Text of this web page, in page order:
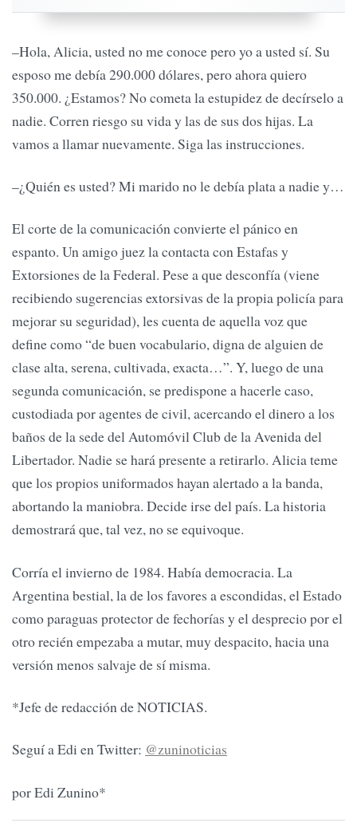
–Hola, Alicia, usted no me conoce pero yo a usted sí. Su
esposo me debía 290.000 dólares, pero ahora quiero
350.000. ¿Estamos? No cometa la estupidez de decírselo a
nadie. Corren riesgo su vida y las de sus dos hijas. La
vamos a llamar nuevamente. Siga las instrucciones.
–¿Quién es usted? Mi marido no le debía plata a nadie y…
El corte de la comunicación convierte el pánico en
espanto. Un amigo juez la contacta con Estafas y
Extorsiones de la Federal. Pese a que desconfía (viene
recibiendo sugerencias extorsivas de la propia policía para
mejorar su seguridad), les cuenta de aquella voz que
define como “de buen vocabulario, digna de alguien de
clase alta, serena, cultivada, exacta…”. Y, luego de una
segunda comunicación, se predispone a hacerle caso,
custodiada por agentes de civil, acercando el dinero a los
baños de la sede del Automóvil Club de la Avenida del
Libertador. Nadie se hará presente a retirarlo. Alicia teme
que los propios uniformados hayan alertado a la banda,
abortando la maniobra. Decide irse del país. La historia
demostrará que, tal vez, no se equivoque.
Corría el invierno de 1984. Había democracia. La
Argentina bestial, la de los favores a escondidas, el Estado
como paraguas protector de fechorías y el desprecio por el
otro recién empezaba a mutar, muy despacito, hacia una
versión menos salvaje de sí misma.
*Jefe de redacción de NOTICIAS.
Seguí a Edi en Twitter: @zuninoticias
por Edi Zunino*